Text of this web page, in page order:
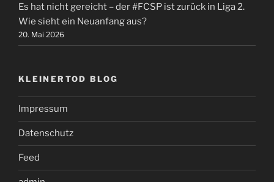
Es hat nicht gereicht – der #FCSP ist zurück in Liga 2.
Wie sieht ein Neuanfang aus?
20. Mai 2026
KLEINERTOD BLOG
Impressum
Datenschutz
Feed